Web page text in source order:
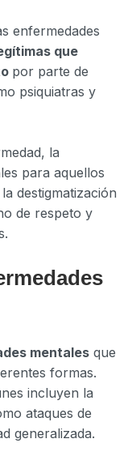
enfermedades
que
por parte de
psiquiatras y
la
para aquellos
destigmatización
de respeto y
mentales que
formas.
incluyen la
ataques de
generalizada.